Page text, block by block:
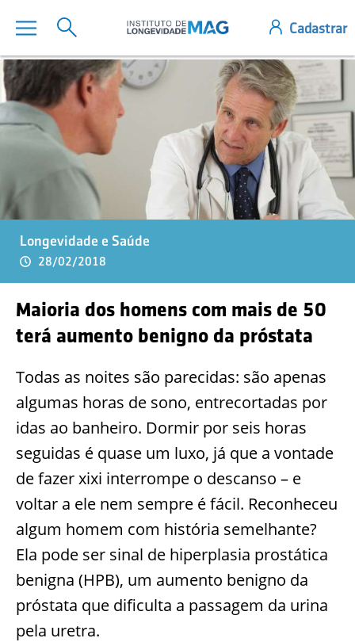
Longevidade e Saúde
28/02/2018
Maioria dos homens com mais de 50
terá aumento benigno da próstata
Todas as noites são parecidas: são apenas
algumas horas de sono, entrecortadas por
idas ao banheiro. Dormir por seis horas
seguidas é quase um luxo, já que a vontade
de fazer xixi interrompe o descanso – e
voltar a ele nem sempre é fácil. Reconheceu
algum homem com história semelhante?
Ela pode ser sinal de hiperplasia prostática
benigna (HPB), um aumento benigno da
próstata que dificulta a passagem da urina
pela uretra.